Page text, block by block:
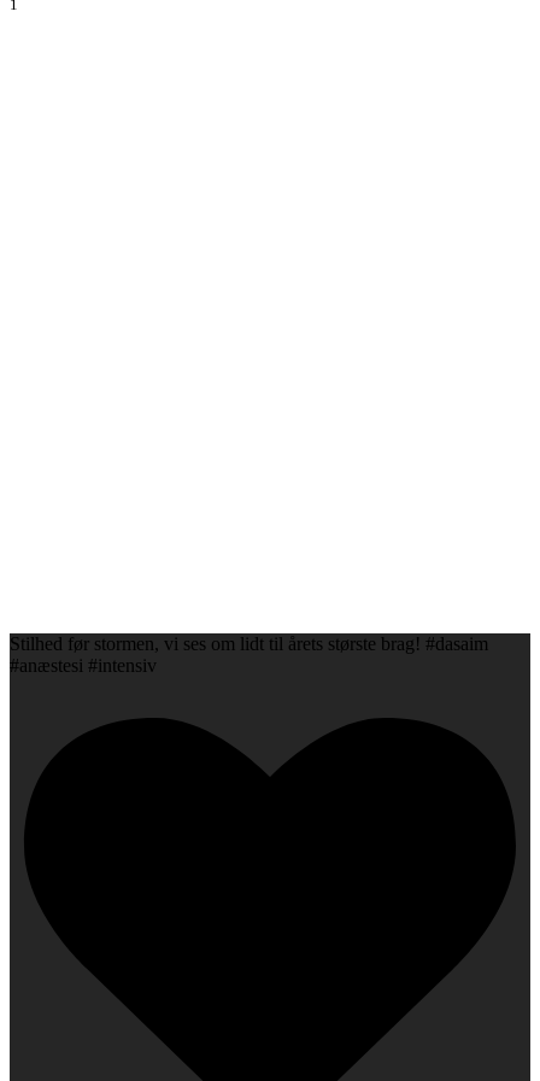
1
Stilhed før stormen, vi ses om lidt til årets største brag! #dasaim
#anæstesi #intensiv